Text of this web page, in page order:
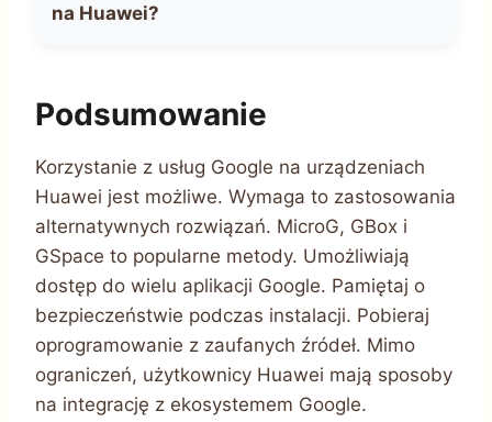
na Huawei?
Podsumowanie
Korzystanie z usług Google na urządzeniach
Huawei jest możliwe. Wymaga to zastosowania
alternatywnych rozwiązań. MicroG, GBox i
GSpace to popularne metody. Umożliwiają
dostęp do wielu aplikacji Google. Pamiętaj o
bezpieczeństwie podczas instalacji. Pobieraj
oprogramowanie z zaufanych źródeł. Mimo
ograniczeń, użytkownicy Huawei mają sposoby
na integrację z ekosystemem Google.